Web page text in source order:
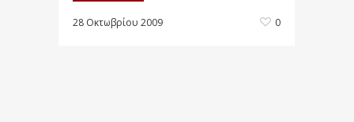
28 Οκτωβρίου 2009 0